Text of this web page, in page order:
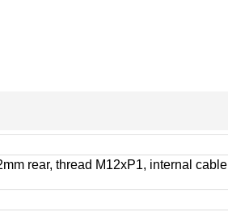
rear, thread M12xP1, internal cable